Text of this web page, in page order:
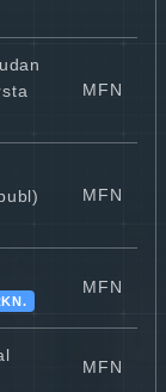
MFN
MFN
MFN
MFN